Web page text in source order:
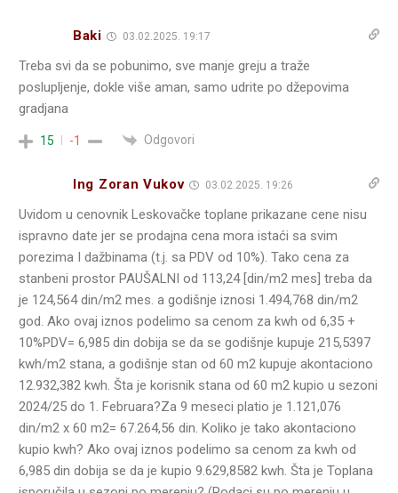
Baki 03.02.2025. 19:17
Treba svi da se pobunimo, sve manje greju a traže
poslupljenje, dokle više aman, samo udrite po džepovima
gradjana
15 -1 Odgovori
Ing Zoran Vukov 03.02.2025. 19:26
Uvidom u cenovnik Leskovačke toplane prikazane cene nisu
ispravno date jer se prodajna cena mora istaći sa svim
porezima I dažbinama (t.j. sa PDV od 10%). Tako cena za
stanbeni prostor PAUŠALNI od 113,24 [din/m2 mes] treba da
je 124,564 din/m2 mes. a godišnje iznosi 1.494,768 din/m2
god. Ako ovaj iznos podelimo sa cenom za kwh od 6,35 +
10%PDV= 6,985 din dobija se da se godišnje kupuje 215,5397
kwh/m2 stana, a godišnje stan od 60 m2 kupuje akontaciono
12.932,382 kwh. Šta je korisnik stana od 60 m2 kupio u sezoni
2024/25 do 1. Februara?Za 9 meseci platio je 1.121,076
din/m2 x 60 m2= 67.264,56 din. Koliko je tako akontaciono
kupio kwh? Ako ovaj iznos podelimo sa cenom za kwh od
6,985 din dobija se da je kupio 9.629,8582 kwh. Šta je Toplana